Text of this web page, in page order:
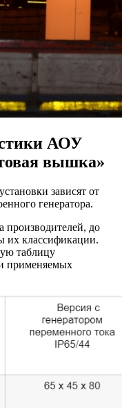
АОУ
вышка»
зависят от
генератора.
производителей, до
их классификации.
таблицу
применяемых